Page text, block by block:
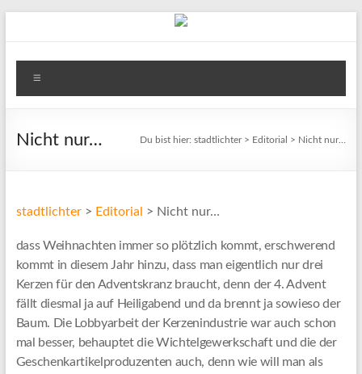
stadtlichter
Das
für
Winsen
Nicht nur… Du bist hier:stadtlichter> Editorial > Nicht nur…
stadtlichter> Editorial > Nicht nur…
dass Weihnachten immer so plötzlich kommt, erschwerend
kommt in diesem Jahr hinzu, dass man eigentlich nur drei
Kerzen für den Adventskranz braucht, denn der 4. Advent
fällt diesmal ja auf Heiligabend und da brennt ja sowieso der
Baum. Die Lobbyarbeit der Kerzenindustrie war auch schon
mal besser, behauptet die Wichtelgewerkschaft und die der
Geschenkartikelproduzenten auch, denn wie will man als